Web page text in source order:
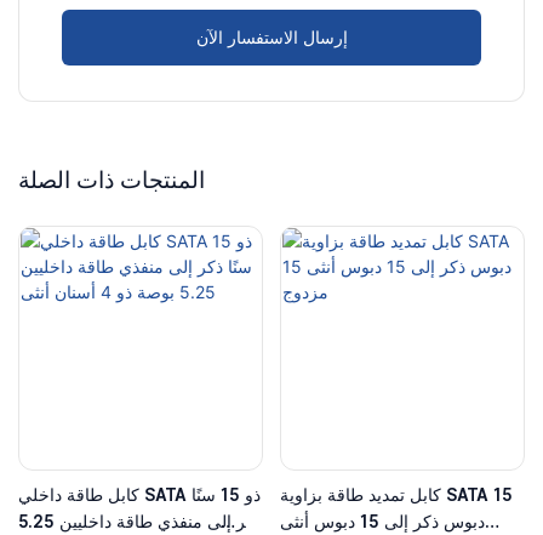
إرسال الاستفسار الآن
المنتجات ذات الصلة
كابل طاقة داخلي SATA ذو 15 سنًا
ذكر إلى منفذي طاقة داخليين 5.25
كابل تمديد طاقة بزاوية SATA 15
دبوس ذكر إلى 15 دبوس أنثى